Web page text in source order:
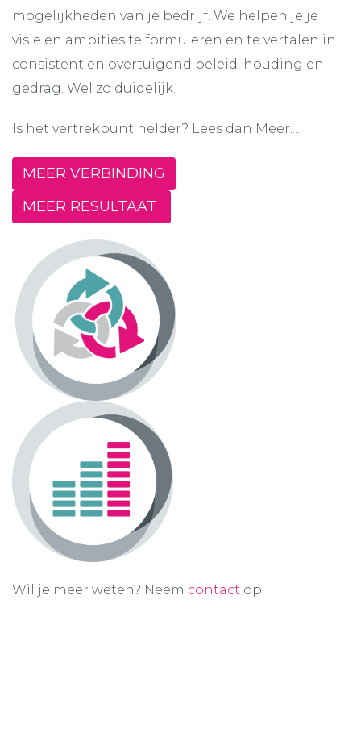
mogelijkheden van je bedrijf. We helpen je je
visie en ambities te formuleren en te vertalen in
consistent en overtuigend beleid, houding en
gedrag. Wel zo duidelijk.
Is het vertrekpunt helder? Lees dan Meer....
MEER VERBINDING
MEER RESULTAAT
Wil je meer weten? Neem contact op.